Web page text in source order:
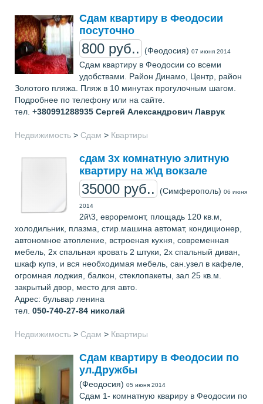
Сдам квартиру в Феодосии
посуточно
800 руб.. (Феодосия) 07 июня 2014
Сдам квартиру в Феодосии со всеми
удобствами. Район Динамо, Центр, район
Золотого пляжа. Пляж в 10 минутах прогулочным шагом.
Подробнее по телефону или на сайте.
тел. +380991288935 Сергей Александрович Лаврук
Недвижимость > Сдам > Квартиры
сдам 3х комнатную элитную
квартиру на ж\д вокзале
35000 руб.. (Симферополь) 06 июня
2014
2й\3, евроремонт, площадь 120 кв.м,
холодильник, плазма, стир.машина автомат, кондиционер,
автономное атопление, встроеная кухня, современная
мебель, 2х спальная кровать 2 штуки, 2х спальный диван,
шкаф купэ, и вся необходимая мебель, сан.узел в кафеле,
огромная лоджия, балкон, стеклопакеты, зал 25 кв.м.
закрытый двор, место для авто.
Адрес: бульвар ленина
тел. 050-740-27-84 николай
Недвижимость > Сдам > Квартиры
Сдам квартиру в Феодосии по
ул.Дружбы
(Феодосия) 05 июня 2014
Сдам 1- комнатную квариру в Феодосии по